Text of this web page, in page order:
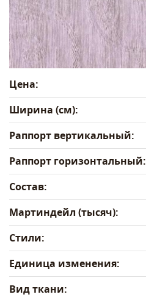
Цена:
Ширина (см):
Раппорт вертикальный:
Раппорт горизонтальный:
Состав:
Мартиндейл (тысяч):
Стили:
Единица изменения:
Вид ткани: